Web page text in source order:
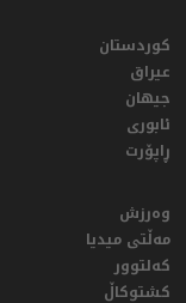
کوردستان
عيراق
جیهان
ئابوری
ڕاپۆرت
وەرزش
مەڵتی میدیا
کەلتوور
کشتوکاڵ